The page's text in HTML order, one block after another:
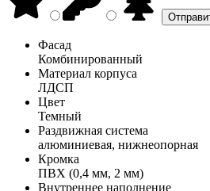
Фасад
Комбинированный
Материал корпуса
ЛДСП
Цвет
Темный
Раздвижная система
алюминиевая, нижнеопорная
Кромка
ПВХ (0,4 мм, 2 мм)
Внутреннее наполнение